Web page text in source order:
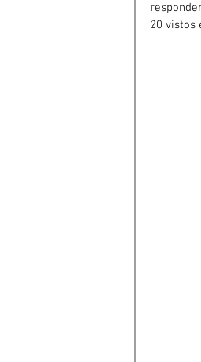
20 vistos